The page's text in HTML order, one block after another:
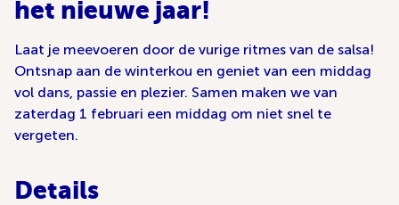
het nieuwe jaar!
Laat je meevoeren door de vurige ritmes van de salsa!
Ontsnap aan de winterkou en geniet van een middag
vol dans, passie en plezier. Samen maken we van
zaterdag 1 februari een middag om niet snel te
vergeten.
Details